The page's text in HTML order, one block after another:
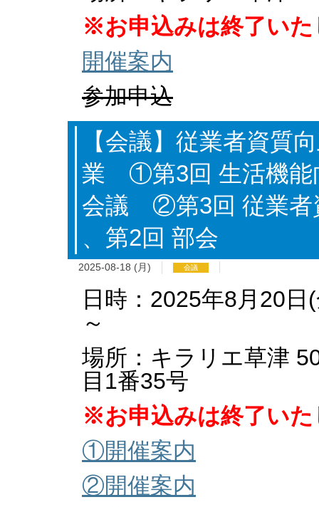
※お申込みは終了いた
開催案内
参加申込
【会議】従業者資質
業 ①第3回 生活機能
会議 ②第3回 従業者
、第2回 部会
2025-08-18 (月) 会議
日時：2025年8月
～
場所：キラリエ草津
目1番35号
※お申込みは終了いた
①開催案内
②開催案内